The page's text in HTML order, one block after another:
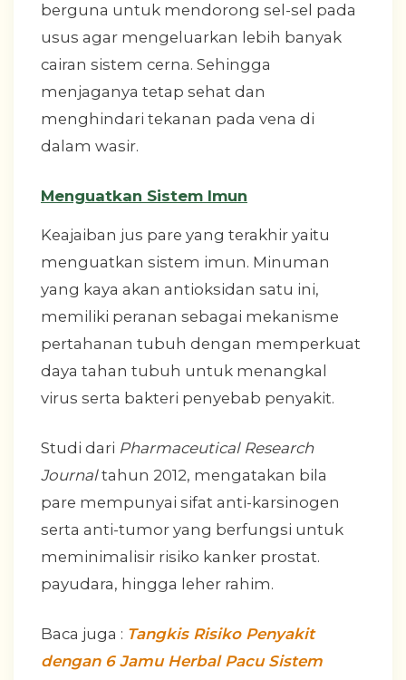
berguna untuk mendorong sel-sel pada
usus agar mengeluarkan lebih banyak
cairan sistem cerna. Sehingga
menjaganya tetap sehat dan
menghindari tekanan pada vena di
dalam wasir.
Menguatkan Sistem Imun
Keajaiban jus pare yang terakhir yaitu
menguatkan sistem imun. Minuman
yang kaya akan antioksidan satu ini,
memiliki peranan sebagai mekanisme
pertahanan tubuh dengan memperkuat
daya tahan tubuh untuk menangkal
virus serta bakteri penyebab penyakit.
Studi dari Pharmaceutical Research
Journaltahun 2012, mengatakan bila
pare mempunyai sifat anti-karsinogen
serta anti-tumor yang berfungsi untuk
meminimalisir risiko kanker prostat.
payudara, hingga leher rahim.
Baca juga : Tangkis Risiko Penyakit
dengan 6 Jamu Herbal Pacu Sistem